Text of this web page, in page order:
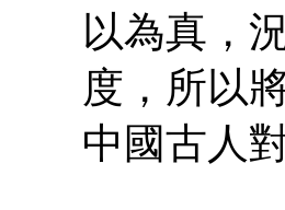
以為真，
度，所以
中國古人